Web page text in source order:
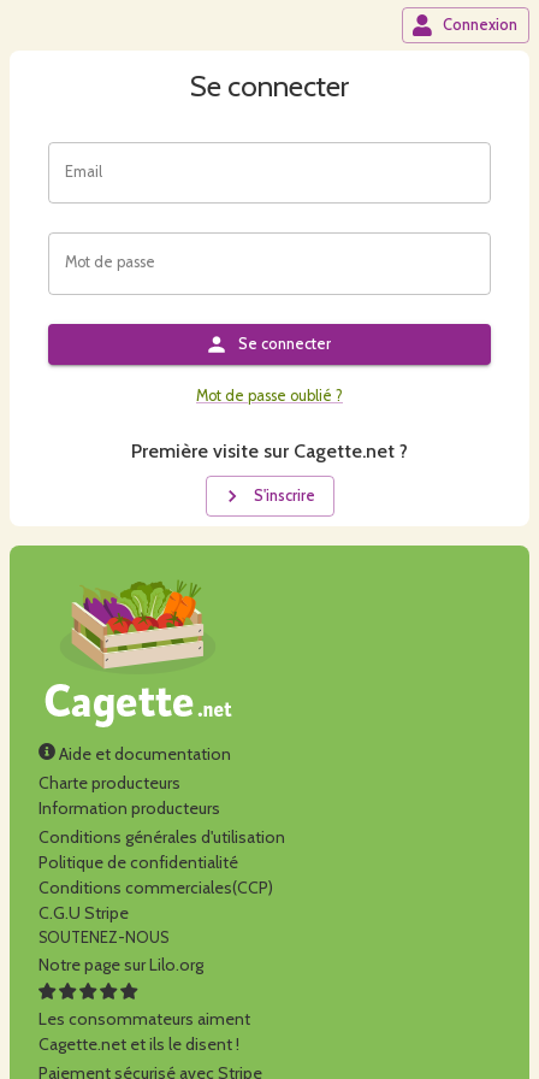
Connexion
Se connecter
Email
Mot de passe
Se connecter
Mot de passe oublié ?
Première visite sur Cagette.net ?
S'inscrire
Aide et documentation
Charte producteurs
Information producteurs
Conditions générales d'utilisation
Politique de confidentialité
Conditions commerciales(CCP)
C.G.U Stripe
SOUTENEZ-NOUS
Notre page sur Lilo.org
Les consommateurs aiment
Cagette.net et ils le disent !
Paiement sécurisé avec Stripe